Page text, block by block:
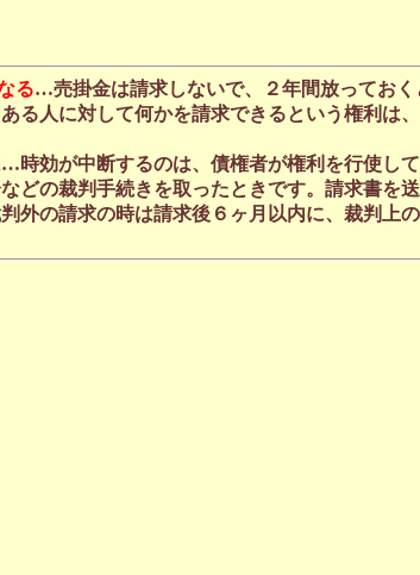
る…売掛金は請求しないで、２年間放ってお
る人に対して何かを請求できるという権利は
…時効が中断するのは、債権者が権利を行使し
どの裁判手続きを取ったときです。請求書を
外の請求の時は請求後６ヶ月以内に、裁判上